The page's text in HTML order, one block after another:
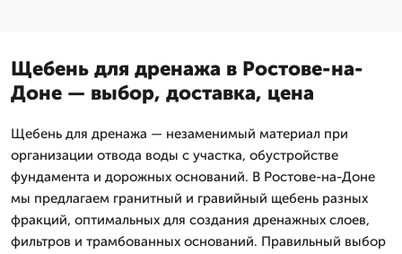
Щебень для дренажа в Ростове-на-
Доне — выбор, доставка, цена
Щебень для дренажа — незаменимый материал при
организации отвода воды с участка, обустройстве
фундамента и дорожных оснований. В Ростове-на-Доне
мы предлагаем гранитный и гравийный щебень разных
фракций, оптимальных для создания дренажных слоев,
фильтров и трамбованных оснований. Правильный выбор